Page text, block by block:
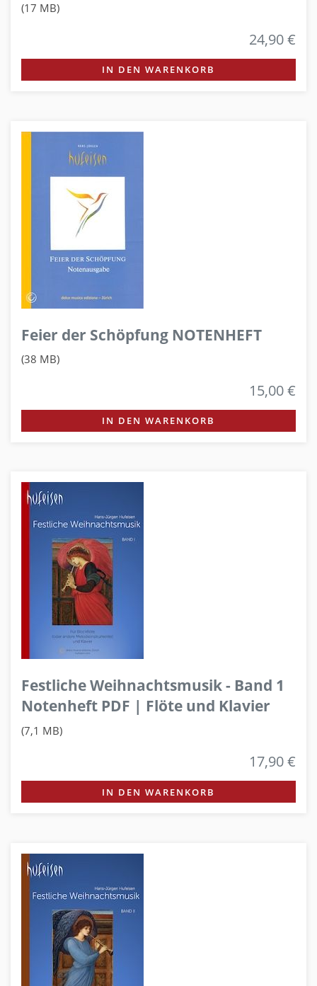
(17 MB)
24,90 €
IN DEN WARENKORB
Feier der Schöpfung NOTENHEFT
(38 MB)
15,00 €
IN DEN WARENKORB
Festliche Weihnachtsmusik - Band 1
Notenheft PDF | Flöte und Klavier
(7,1 MB)
17,90 €
IN DEN WARENKORB